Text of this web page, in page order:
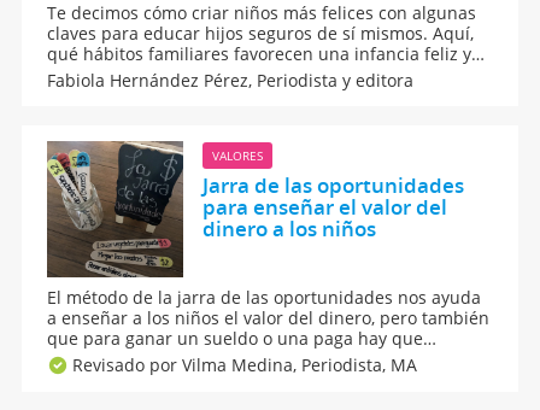
Te decimos cómo criar niños más felices con algunas
claves para educar hijos seguros de sí mismos. Aquí,
qué hábitos familiares favorecen una infancia feliz y
equilibrada con aspectos que influyen en la felicidad
infantil y cómo acompañar a tus hijos en su
Fabiola Hernández Pérez, Periodista y editora
VALORES
Jarra de las oportunidades
para enseñar el valor del
dinero a los niños
El método de la jarra de las oportunidades nos ayuda
a enseñar a los niños el valor del dinero, pero también
que para ganar un sueldo o una paga hay que
esforzarse. Te contamos cómo crear esta jarra y las
tareas que los niños pueden hacer según su edad y
Revisado por Vilma Medina, Periodista, MA